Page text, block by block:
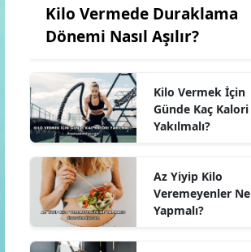
Kilo Vermede Duraklama
Dönemi Nasıl Aşılır?
Kilo Vermek İçin
Günde Kaç Kalori
Yakılmalı?
Az Yiyip Kilo
Veremeyenler Ne
Yapmalı?